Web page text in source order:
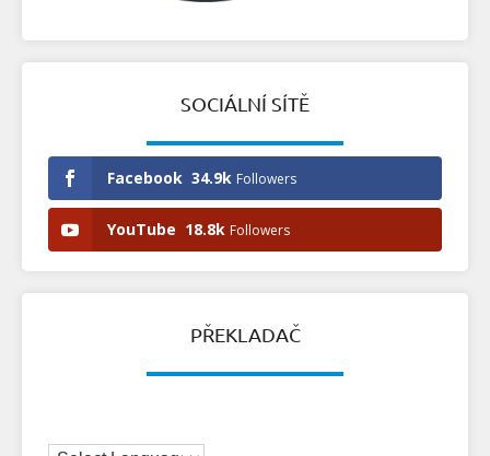
SOCIÁLNÍ SÍTĚ
Facebook 34.9k Followers
YouTube 18.8k Followers
PŘEKLADAČ